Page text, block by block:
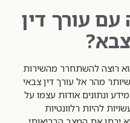
עורך דין
רוצה להשתחרר מהשירות
מהר אל עורך דין צבאי
ונתונים אודות עצמו על
להיות רלוונטיות